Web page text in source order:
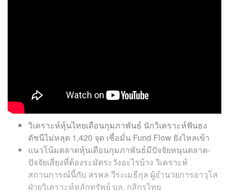
วิเคราะห์หุ้นไทยเดือนกุมภาพันธ์ นักวิเคราะห์ฟันธง
ดัชนีไม่หลุด 1,420 จุด เชื่อมั่น Fund Flow ยังไหลเข้า
แนวโน้มตลาดหุ้นเดือนกุมภาพันธ์มีปัจจัยหนุนตลาด-
ปัจจัยเสี่ยงที่ต้องระมัดระวังอะไรบ้าง วิเคราะห์
สถานการณ์นี้กับ สรพล วีระเมธีกุล ผู้อำนวยการอาวุโส
ฝ่ายวิเคราะห์หลักทรัพย์ บล. กสิกรไทย